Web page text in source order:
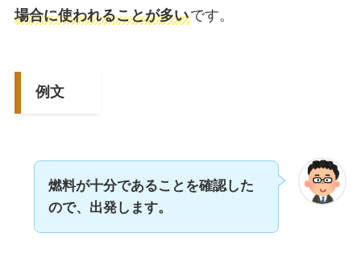
場合に使われることが多いです。
例文
燃料が十分であることを確認した
ので、出発します。